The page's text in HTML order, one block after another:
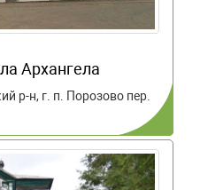
Архангела
р-н, г. п. Порозово пер.